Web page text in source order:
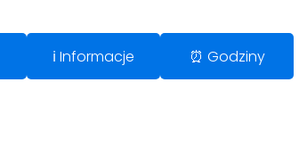
ℹ️ Informacje ⏰ Godziny